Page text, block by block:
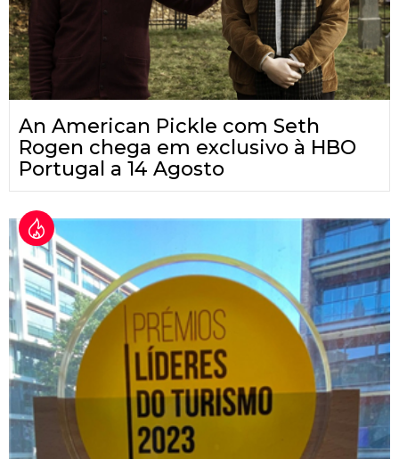
An American Pickle com Seth
Rogen chega em exclusivo à HBO
Portugal a 14 Agosto